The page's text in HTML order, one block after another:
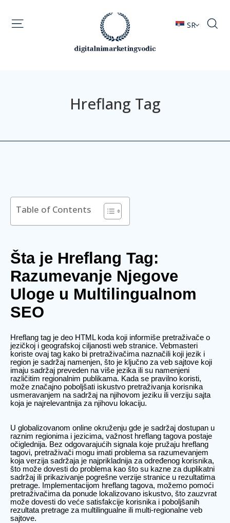
SR
Hreflang Tag
Table of Contents
Šta je Hreflang Tag:
Razumevanje Njegove
Uloge u Multilingualnom
SEO
Hreflang tag je deo HTML koda koji informiše pretraživače o
jezičkoj i geografskoj ciljanosti web stranice. Vebmasteri
koriste ovaj tag kako bi pretraživačima naznačili koji jezik i
region je sadržaj namenjen, što je ključno za veb sajtove koji
imaju sadržaj preveden na više jezika ili su namenjeni
različitim regionalnim publikama. Kada se pravilno koristi,
može značajno poboljšati iskustvo pretraživanja korisnika
usmeravanjem na sadržaj na njihovom jeziku ili verziju sajta
koja je najrelevantnija za njihovu lokaciju.
U globalizovanom online okruženju gde je sadržaj dostupan u
raznim regionima i jezicima, važnost hreflang tagova postaje
očiglednija. Bez odgovarajućih signala koje pružaju hreflang
tagovi, pretraživači mogu imati problema sa razumevanjem
koja verzija sadržaja je najprikladnija za određenog korisnika,
što može dovesti do problema kao što su kazne za duplikatni
sadržaj ili prikazivanje pogrešne verzije stranice u rezultatima
pretrage. Implementacijom hreflang tagova, možemo pomoći
pretraživačima da ponude lokalizovano iskustvo, što zauzvrat
može dovesti do veće satisfakcije korisnika i poboljšanih
rezultata pretrage za multilingualne ili multi-regionalne veb
sajtove.